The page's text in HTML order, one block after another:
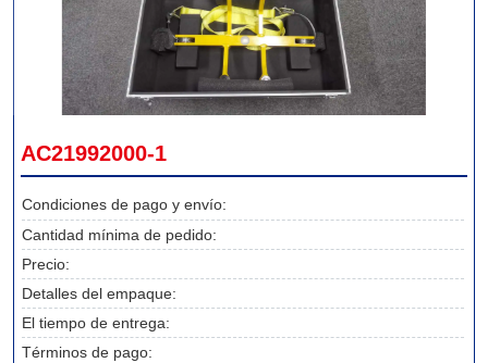
AC21992000-1
Condiciones de pago y envío:
Cantidad mínima de pedido:
Precio:
Detalles del empaque:
El tiempo de entrega:
Términos de pago: